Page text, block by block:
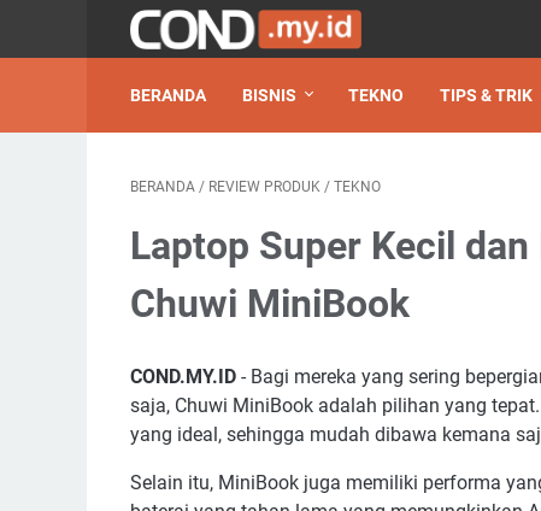
BERANDA BISNIS TEKNO TIPS & TRIK
BERANDA / REVIEW PRODUK / TEKNO
Laptop Super Kecil
Chuwi MiniBook
COND.MY.ID - Bagi mereka yang sering
saja, Chuwi MiniBook adalah pilihan yang
yang ideal, sehingga mudah dibawa kemana
Selain itu, MiniBook juga memiliki performa